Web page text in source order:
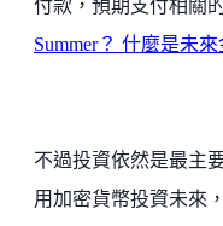
付款，預期支付相關
Summer？ 什麼是未
不過投資依然是最主
用加密貨幣投資未來